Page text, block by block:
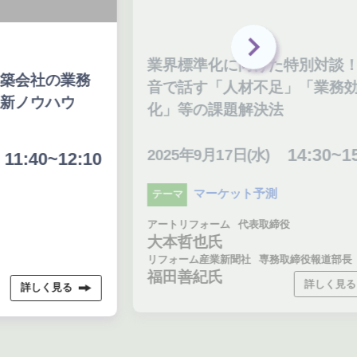
業界標準化に向けた特別対談！本
音で話す「人材不足」「業務効率
化」等の課題解決法
2025年9月17日(水) 14:30~15:20
マーケット予測
代表取締役
リフォーム産業新聞社 専務取締役報道部長
福田善紀氏 詳しく見る
AI
か